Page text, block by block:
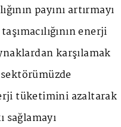
payını artırmayı
enerji
karşılamak
tüketimini azaltarak